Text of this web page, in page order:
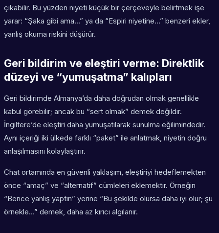
çıkabilir. Bu yüzden niyeti küçük bir çerçeveyle belirtmek işe
yarar: “Şaka gibi ama…” ya da “Espiri niyetine…” benzeri ekler,
yanlış okuma riskini düşürür.
Geri bildirim ve eleştiri verme: Direktlik
düzeyi ve “yumuşatma” kalıpları
Geri bildirimde Almanya’da daha doğrudan olmak genellikle
kabul görebilir; ancak bu “sert olmak” demek değildir.
İngiltere’de eleştiri daha yumuşatılarak sunulma eğilimindedir.
Aynı içeriği iki ülkede farklı “paket” ile anlatmak, niyetin doğru
anlaşılmasını kolaylaştırır.
Chat ortamında en güvenli yaklaşım, eleştiriyi hedeflemekten
önce “amaç” ve “alternatif” cümleleri eklemektir. Örneğin
“Bence yanlış yaptın” yerine “Bu şekilde olursa daha iyi olur; şu
örnekle…” demek, daha az kırıcı algılanır.